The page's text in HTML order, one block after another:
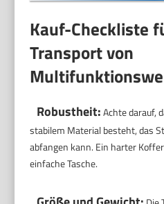
Kauf-Checkliste
Transport von
Robustheit:Achte darauf,
stabilem Material besteht, das
abfangen kann. Ein harter
einfache Tasche.